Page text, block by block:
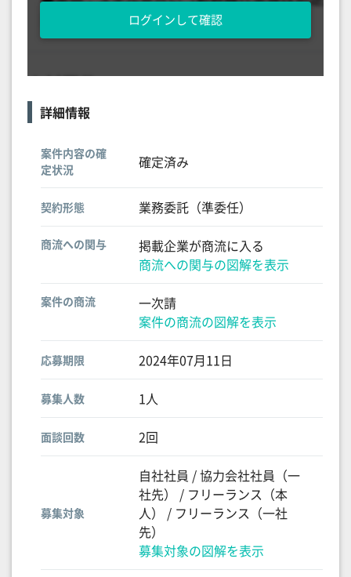
ログインして確認
詳細情報
案件内容の確
定状況
確定済み
契約形態 業務委託（準委任）
商流への関与
掲載企業が商流に入る
商流への関与の図解を表示
案件の商流
一次請
案件の商流の図解を表示
応募期限 2024年07月11日
募集人数 1人
面談回数 2回
募集対象
自社社員 / 協力会社社員（一
社先） / フリーランス（本
人） / フリーランス（一社
先）
募集対象の図解を表示